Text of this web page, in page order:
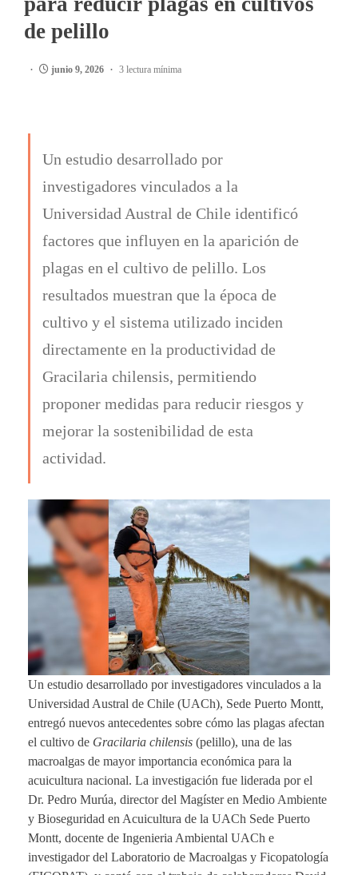
de pelillo
junio 9, 2026 3 lectura mínima
Un estudio desarrollado por
investigadores vinculados a la
Universidad Austral de Chile identificó
factores que influyen en la aparición de
plagas en el cultivo de pelillo. Los
resultados muestran que la época de
cultivo y el sistema utilizado inciden
directamente en la productividad de
Gracilaria chilensis, permitiendo
proponer medidas para reducir riesgos y
mejorar la sostenibilidad de esta
actividad.
Un estudio desarrollado por investigadores vinculados a la
Universidad Austral de Chile (UACh), Sede Puerto Montt,
entregó nuevos antecedentes sobre cómo las plagas afectan
el cultivo de Gracilaria chilensis (pelillo), una de las
macroalgas de mayor importancia económica para la
acuicultura nacional. La investigación fue liderada por el
Dr. Pedro Murúa, director del Magíster en Medio Ambiente
y Bioseguridad en Acuicultura de la UACh Sede Puerto
Montt, docente de Ingenieria Ambiental UACh e
investigador del Laboratorio de Macroalgas y Ficopatología